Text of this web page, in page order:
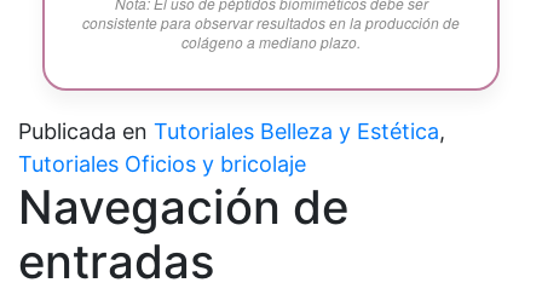
consistente para observar resultados en la producción de
colágeno a mediano plazo.
Publicada en Tutoriales Belleza y Estética,
Tutoriales Oficios y bricolaje
Navegación de
entradas